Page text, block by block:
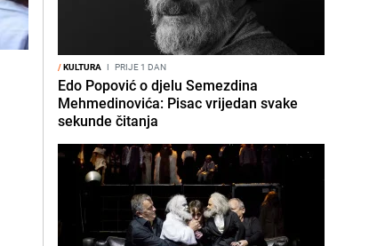
/KULTURA I PRIJE 1 DAN
Edo Popović o djelu Semezdina
Mehmedinovića: Pisac vrijedan svake
sekunde čitanja